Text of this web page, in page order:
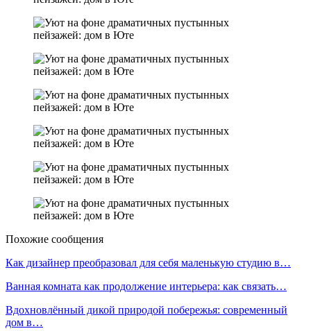
Похожие сообщения
Как дизайнер преобразовал для себя маленькую студию в…
Ванная комната как продолжение интерьера: как связать…
Вдохновлённый дикой природой побережья: современный
дом в…